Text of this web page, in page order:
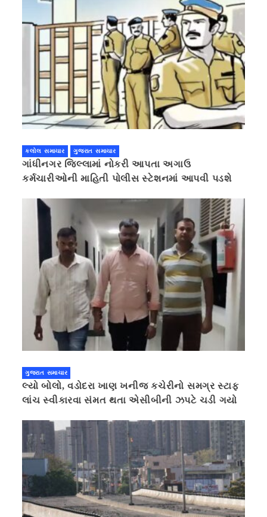
કલોલ સમાચાર ગુજરાત સમાચાર
ગાંધીનગર જિલ્લામાં નોકરી આપતા અગાઉ
કર્મચારીઓની માહિતી પોલીસ સ્ટેશનમાં આપવી પડશે
ગુજરાત સમાચાર
લ્યો બોલો, વડોદરા ખાણ ખનીજ કચેરીનો સમગ્ર સ્ટાફ
લાંચ સ્વીકારવા સંમત થતા એસીબીની ઝપટે ચડી ગયો